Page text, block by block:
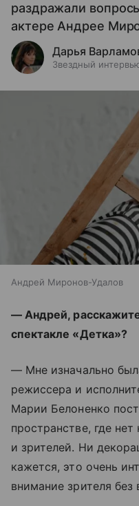
раздражали
актере Андрее
Дарья
Звездный
Андрей Миронов-Удалов
— Андрей,
спектакле «Детка»?
— Мне изначально
режиссера и
Марии Белоненко
пространстве, где
и зрителей. Ни
кажется, это очень
внимание зрителя без